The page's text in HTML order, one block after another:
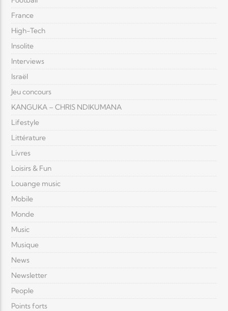
France
High-Tech
Insolite
Interviews
Israël
Jeu concours
KANGUKA – CHRIS NDIKUMANA
Lifestyle
Littérature
Livres
Loisirs & Fun
Louange music
Mobile
Monde
Music
Musique
News
Newsletter
People
Points forts